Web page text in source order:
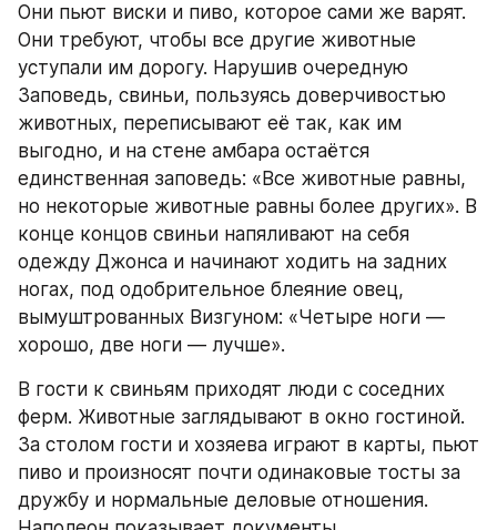
Они пьют виски и пиво, которое сами же варят.
Они требуют, чтобы все другие животные
уступали им дорогу. Нарушив очередную
Заповедь, свиньи, пользуясь доверчивостью
животных, переписывают её так, как им
выгодно, и на стене амбара остаётся
единственная заповедь: «Все животные равны,
но некоторые животные равны более других». В
конце концов свиньи напяливают на себя
одежду Джонса и начинают ходить на задних
ногах, под одобрительное блеяние овец,
вымуштрованных Визгуном: «Четыре ноги —
хорошо, две ноги — лучше».
В гости к свиньям приходят люди с соседних
ферм. Животные заглядывают в окно гостиной.
За столом гости и хозяева играют в карты, пьют
пиво и произносят почти одинаковые тосты за
дружбу и нормальные деловые отношения.